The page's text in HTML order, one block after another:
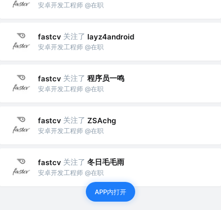
安卓开发工程师 @在职
fastcv 关注了 layz4android
安卓开发工程师 @在职
fastcv 关注了 程序员一鸣
安卓开发工程师 @在职
fastcv 关注了 ZSAchg
安卓开发工程师 @在职
fastcv 关注了 冬日毛毛雨
安卓开发工程师 @在职
APP内打开